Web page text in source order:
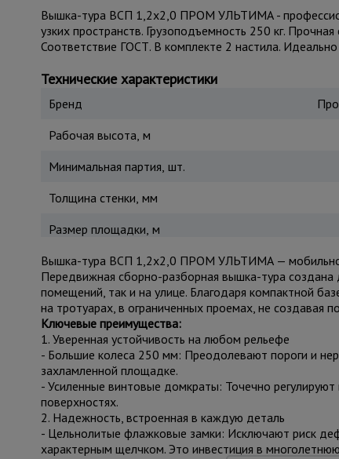
Вышка-тура ВСП 1,2x2,0 ПРОМ УЛЬТИМА -
узких пространств. Грузоподъемность 250 кг.
Соответствие ГОСТ. В комплекте 2 настила.
Технические характеристики
Бренд
Рабочая высота, м
Минимальная партия, шт.
Толщина стенки, мм
Размер площадки, м
Вышка-тура ВСП 1,2x2,0 ПРОМ УЛЬТИМА —
Передвижная сборно-разборная вышка-тура
помещений, так и на улице. Благодаря компактной
на тротуарах, в ограниченных проемах, не создавая
Ключевые преимущества:
1. Уверенная устойчивость на любом рельефе
- Большие колеса 250 мм: Преодолевают пороги и
захламленной площадке.
- Усиленные винтовые домкраты: Точечно
поверхностях.
2. Надежность, встроенная в каждую деталь
- Цельнолитые флажковые замки: Исключают риск
характерным щелчком. Это инвестиция в